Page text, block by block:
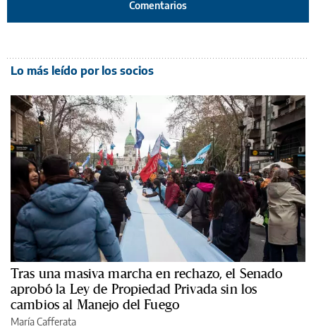
Comentarios
Lo más leído por los socios
Tras una masiva marcha en rechazo, el Senado
aprobó la Ley de Propiedad Privada sin los
cambios al Manejo del Fuego
María Cafferata